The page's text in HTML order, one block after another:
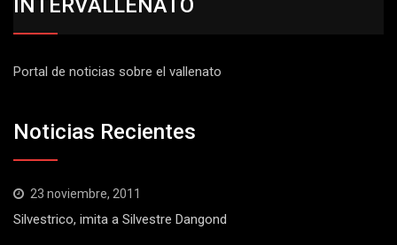
INTERVALLENATO
Portal de noticias sobre el vallenato
Noticias Recientes
23 noviembre, 2011
Silvestrico, imita a Silvestre Dangond